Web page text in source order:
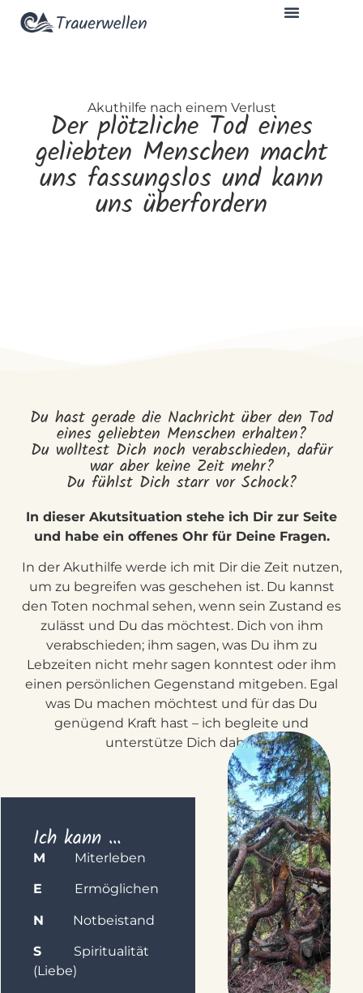
Akuthilfe nach einem Verlust
Der plötzliche Tod eines
geliebten Menschen macht
uns fassungslos und kann
uns überfordern
Du hast gerade die Nachricht über den Tod
eines geliebten Menschen erhalten?
Du wolltest Dich noch verabschieden, dafür
war aber keine Zeit mehr?
Du fühlst Dich starr vor Schock?
In dieser Akutsituation stehe ich Dir zur Seite
und habe ein offenes Ohr für Deine Fragen.
In der Akuthilfe werde ich mit Dir die Zeit nutzen,
um zu begreifen was geschehen ist. Du kannst
den Toten nochmal sehen, wenn sein Zustand es
zulässt und Du das möchtest. Dich von ihm
verabschieden; ihm sagen, was Du ihm zu
Lebzeiten nicht mehr sagen konntest oder ihm
einen persönlichen Gegenstand mitgeben. Egal
was Du machen möchtest und für das Du
genügend Kraft hast – ich begleite und
unterstütze Dich dabei.
Ich kann …
M Miterleben
E Ermöglichen
N Notbeistand
S Spiritualität
(Liebe)